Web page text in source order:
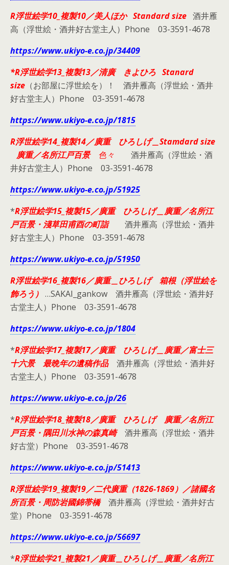
R浮世絵学10_複製10／美人ほか Standard size 酒井雁
高（浮世絵・酒井好古堂主人）Phone 03-3591-4678
https://www.ukiyo-e.co.jp/34409
*R浮世絵学13_複製13／清廣 きよひろ Stanard
size （お部屋に浮世絵を）！ 酒井雁高（浮世絵・酒井
好古堂主人）Phone 03-3591-4678
https://www.ukiyo-e.co.jp/1815
R浮世絵学14_複製14／廣重 ひろしげ＿Stamdard size
廣重／名所江戸百景色々 酒井雁高（浮世絵・酒
井好古堂主人）Phone 03-3591-4678
https://www.ukiyo-e.co.jp/51925
*R浮世絵学15_複製15／廣重 ひろしげ＿廣重／名所江
戸百景・淺草田甫酉の町詣
酒井雁高（浮世絵・酒井
好古堂主人）Phone 03-3591-4678
https://www.ukiyo-e.co.jp/51950
R浮世絵学16_複製16／廣重＿ひろしげ 箱根（浮世絵を
飾ろう） …SAKAI_gankow 酒井雁高（浮世絵・酒井好
古堂主人）Phone 03-3591-4678
https://www.ukiyo-e.co.jp/1804
*R浮世絵学17_複製17／廣重 ひろしげ＿廣重／富士三
十六景 最晩年の遺稿作品酒井雁高（浮世絵・酒井好
古堂主人）Phone 03-3591-4678
https://www.ukiyo-e.co.jp/26
*R浮世絵学18_複製18／廣重 ひろしげ 廣重／名所江
戸百景・隅田川水神の森真崎酒井雁高（浮世絵・酒井
好古堂）Phone 03-3591-4678
https://www.ukiyo-e.co.jp/51413
R浮世絵学19_複製19／二代廣重（1826-1869）／諸國名
所百景・周防岩國錦帯橋酒井雁高（浮世絵・酒井好古
堂）Phone 03-3591-4678
https://www.ukiyo-e.co.jp/56697
*R浮世絵学21_複製21／廣重＿ひろしげ＿廣重／名所江